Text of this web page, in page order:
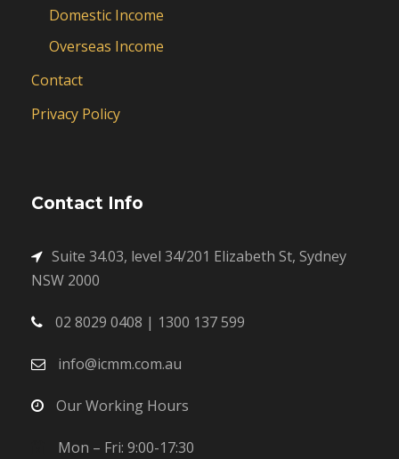
Domestic Income
Overseas Income
Contact
Privacy Policy
Contact Info
Suite 34.03, level 34/201 Elizabeth St, Sydney
NSW 2000
02 8029 0408 | 1300 137 599
info@icmm.com.au
Our Working Hours
Mon – Fri: 9:00-17:30